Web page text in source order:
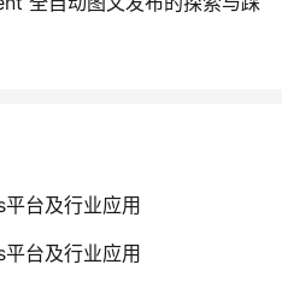
平台及行业应用
平台及行业应用